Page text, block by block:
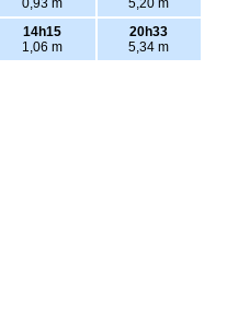
0,93 m
5,20 m
14h15
1,06 m
20h33
5,34 m